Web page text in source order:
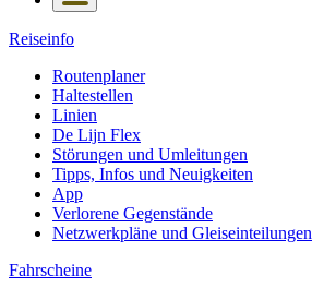
Reiseinfo
Routenplaner
Haltestellen
Linien
De Lijn Flex
Störungen und Umleitungen
Tipps, Infos und Neuigkeiten
App
Verlorene Gegenstände
Netzwerkpläne und Gleiseinteilungen
Fahrscheine